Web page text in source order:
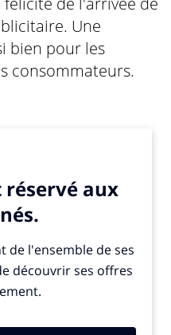
Une
bien pour les
consommateurs.